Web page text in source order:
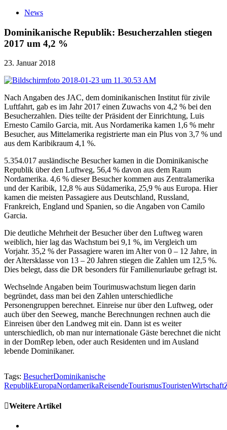
News
Dominikanische Republik: Besucherzahlen stiegen
2017 um 4,2 %
23. Januar 2018
Nach Angaben des JAC, dem dominikanischen Institut für zivile
Luftfahrt, gab es im Jahr 2017 einen Zuwachs von 4,2 % bei den
Besucherzahlen. Dies teilte der Präsident der Einrichtung, Luis
Ernesto Camilo Garcia, mit. Aus Nordamerika kamen 1,6 % mehr
Besucher, aus Mittelamerika registrierte man ein Plus von 3,7 % und
aus dem Karibikraum 4,1 %.
5.354.017 ausländische Besucher kamen in die Dominikanische
Republik über den Luftweg, 56,4 % davon aus dem Raum
Nordamerika. 4,6 % dieser Besucher kommen aus Zentralamerika
und der Karibik, 12,8 % aus Südamerika, 25,9 % aus Europa. Hier
kamen die meisten Passagiere aus Deutschland, Russland,
Frankreich, England und Spanien, so die Angaben von Camilo
Garcia.
Die deutliche Mehrheit der Besucher über den Luftweg waren
weiblich, hier lag das Wachstum bei 9,1 %, im Vergleich um
Vorjahr. 35,2 % der Passagiere waren im Alter von 0 – 12 Jahre, in
der Altersklasse von 13 – 20 Jahren stiegen die Zahlen um 12,5 %.
Dies belegt, dass die DR besonders für Familienurlaube gefragt ist.
Wechselnde Angaben beim Tourimuswachstum liegen darin
begründet, dass man bei den Zahlen unterschiedliche
Personengruppen berechnet. Einreise nur über den Luftweg, oder
auch über den Seeweg, manche Berechnungen rechnen auch die
Einreisen über den Landweg mit ein. Dann ist es weiter
unterschiedlich, ob man nur internationale Gäste berechnet die nicht
in der DomRep leben, oder auch Residenten und im Ausland
lebende Dominikaner.
Tags: BesucherDominikanische
RepublikEuropaNordamerikaReisendeTourismusTouristenWirtschaft
Weitere Artikel